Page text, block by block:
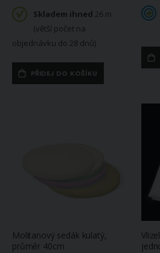
Skladem ihned 26 m
(větší počet na
objednávku do 28 dnů)
PŘIDEJ DO KOŠÍKU
Molitanový sedák kulatý,
průměr 40cm